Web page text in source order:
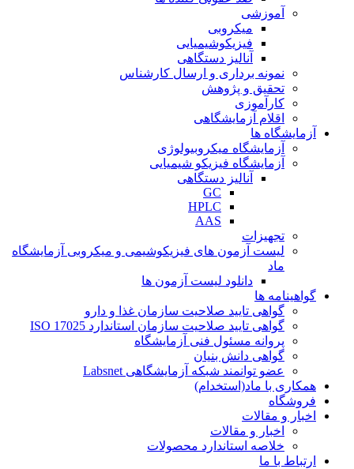
آموزشی
میکروبی
فیزیکوشیمیایی
آنالیز دستگاهی
نمونه برداری و ارسال کارشناس
تحقیق و پژوهش
کارآموزی
اقلام آزمایشگاهی
آزمایشگاه ها
آزمایشگاه میکروبیولوژی
آزمایشگاه فیزیکو شیمیایی
آنالیز دستگاهی
GC
HPLC
AAS
تجهیزات
لیست آزمون های فیزیکوشیمی و میکروبی آزمایشگاه
ماد
دانلود لیست آزمون ها
گواهینامه ها
گواهی تایید صلاحیت سازمان غذا و دارو
گواهی تایید صلاحیت سازمان استاندارد ISO 17025
پروانه مسئول فنی آزمایشگاه
گواهی دانش بنیان
عضو توانمند شبکه آزمایشگاهی Labsnet
همکاری با ماد(استخدام)
فروشگاه
اخبار و مقالات
اخبار و مقالات
خلاصه استاندارد محصولات
ارتباط با ما